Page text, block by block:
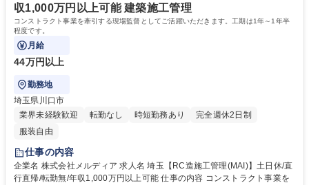
収1,000万円以上可能 建築施工管理
コンストラクト事業を牽引する現場監督としてご活躍いただきます。工期は1年～1年半
程度です。
月給
44万円以上
勤務地
埼玉県川口市
業界未経験歓迎
転勤なし 時短勤務あり
完全週休2日制
服装自由
仕事の内容
企業名 株式会社メルディア 求人名 埼玉【RC造施工管理(MAI)】土日休/直
行直帰/転勤無/年収1,000万円以上可能 仕事の内容 コンストラクト事業を